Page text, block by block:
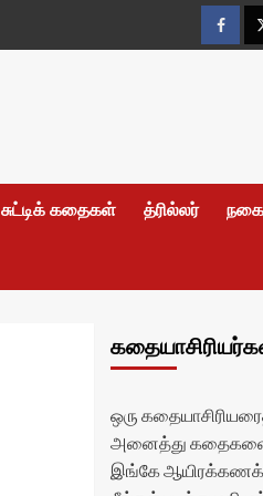
சுட்டிக் கதைகள் த்ரில்லர்
ஒரு
அனைத்து
இங்கே